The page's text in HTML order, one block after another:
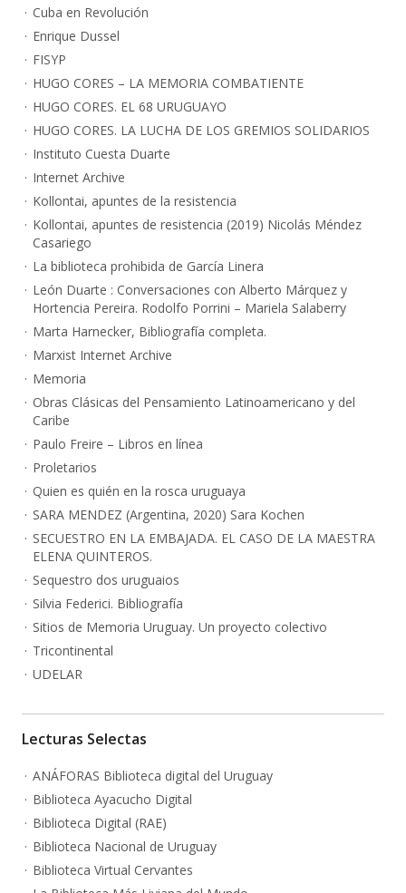
Cuba en Revolución
Enrique Dussel
FISYP
HUGO CORES – LA MEMORIA COMBATIENTE
HUGO CORES. EL 68 URUGUAYO
HUGO CORES. LA LUCHA DE LOS GREMIOS SOLIDARIOS
Instituto Cuesta Duarte
Internet Archive
Kollontai, apuntes de la resistencia
Kollontai, apuntes de resistencia (2019) Nicolás Méndez
Casariego
La biblioteca prohibida de García Linera
León Duarte : Conversaciones con Alberto Márquez y
Hortencia Pereira. Rodolfo Porrini – Mariela Salaberry
Marta Harnecker, Bibliografía completa.
Marxist Internet Archive
Memoria
Obras Clásicas del Pensamiento Latinoamericano y del
Caribe
Paulo Freire – Libros en línea
Proletarios
Quien es quién en la rosca uruguaya
SARA MENDEZ (Argentina, 2020) Sara Kochen
SECUESTRO EN LA EMBAJADA. EL CASO DE LA MAESTRA
ELENA QUINTEROS.
Sequestro dos uruguaios
Silvia Federici. Bibliografía
Sitios de Memoria Uruguay. Un proyecto colectivo
Tricontinental
UDELAR
Lecturas Selectas
ANÁFORAS Biblioteca digital del Uruguay
Biblioteca Ayacucho Digital
Biblioteca Digital (RAE)
Biblioteca Nacional de Uruguay
Biblioteca Virtual Cervantes